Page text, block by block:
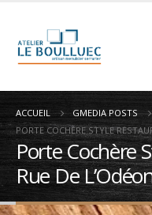
ACCUEIL
GMEDIA POSTS
PORTE COCHÈRE STYLE
Porte Cochère
Rue De